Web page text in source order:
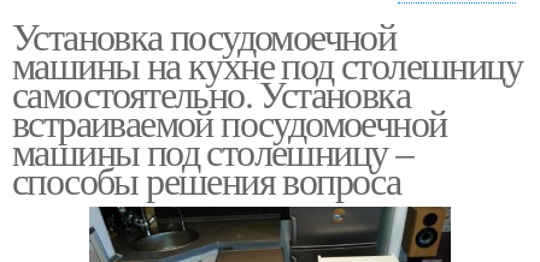
Машина в кухню
Установка посудомоечной
машины на кухне под столешницу
самостоятельно. Установка
встраиваемой посудомоечной
машины под столешницу –
способы решения вопроса